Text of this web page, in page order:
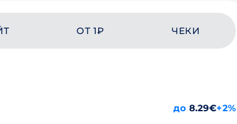
ОТ 1₽ ЧЕКИ
до 8.29€+2%